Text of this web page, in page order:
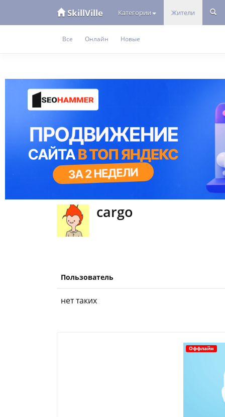
SkillVille Категории Жители
Все Онлайн Новые
cargo
Пользователь
нет таких
Оффлайн